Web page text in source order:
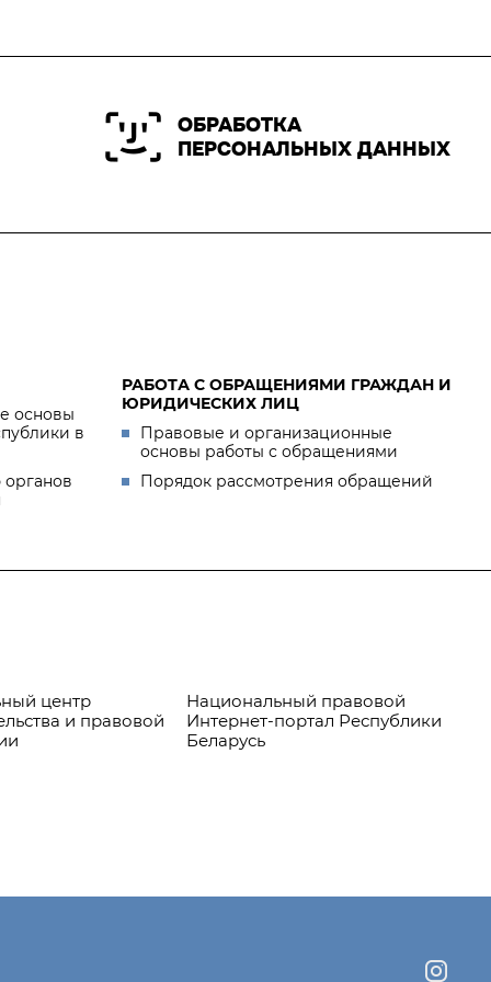
ОБРАБОТКА
ПЕРСОНАЛЬНЫХ ДАННЫХ
основы
в
РАБОТА С ОБРАЩЕНИЯМИ ГРАЖДАН И
ЮРИДИЧЕСКИХ ЛИЦ
Правовые и организационные
основы работы с обращениями
Порядок рассмотрения обращений
центр
и правовой
Национальный правовой
Интернет-портал Республики
Беларусь